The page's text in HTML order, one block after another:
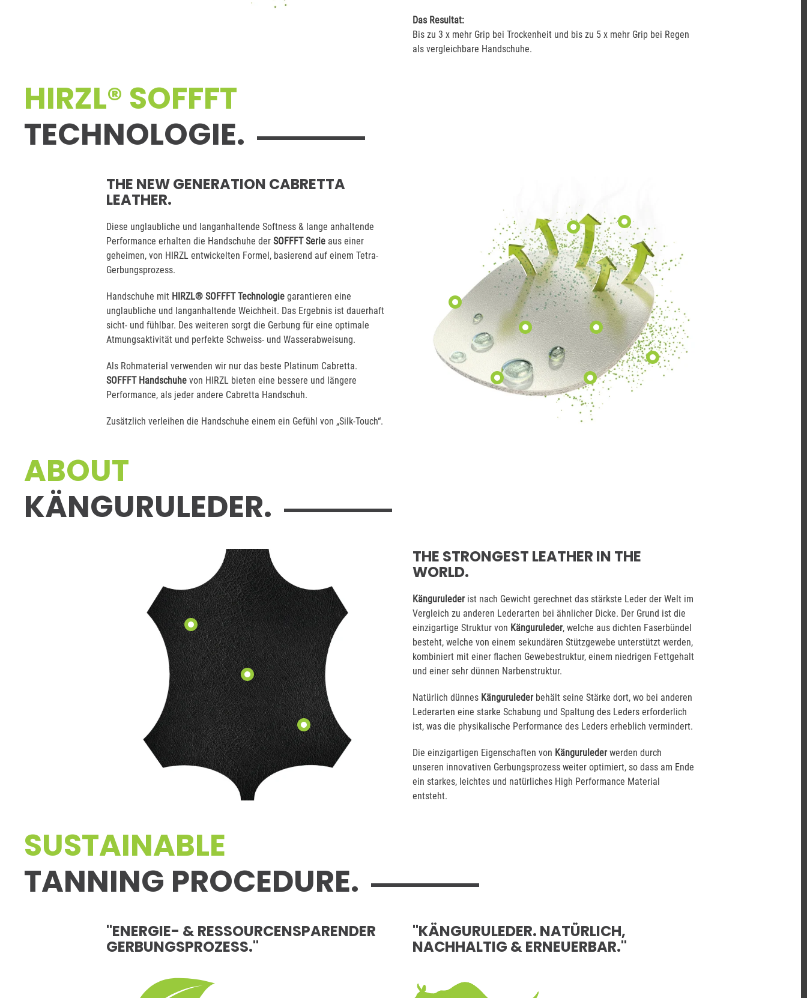
Das Resultat:
Bis zu 3 x mehr Grip bei Trockenheit und bis zu 5 x mehr Grip bei Regen
als vergleichbare Handschuhe.
HIRZL® SOFFFT
TECHNOLOGIE.
THE NEW GENERATION CABRETTA
LEATHER.
Diese unglaubliche und langanhaltende Softness & lange anhaltende
Performance erhalten die Handschuhe der SOFFFT Serie aus einer
geheimen, von HIRZL entwickelten Formel, basierend auf einem Tetra-
Gerbungsprozess.
Handschuhe mit HIRZL® SOFFFT Technologie garantieren eine
unglaubliche und langanhaltende Weichheit. Das Ergebnis ist dauerhaft
sicht- und fühlbar. Des weiteren sorgt die Gerbung für eine optimale
Atmungsaktivität und perfekte Schweiss- und Wasserabweisung.
Als Rohmaterial verwenden wir nur das beste Platinum Cabretta.
SOFFFT Handschuhe von HIRZL bieten eine bessere und längere
Performance, als jeder andere Cabretta Handschuh.
Zusätzlich verleihen die Handschuhe einem ein Gefühl von „Silk-Touch“.
ABOUT
KÄNGURULEDER.
THE STRONGEST LEATHER IN THE
WORLD.
Kängurulederist nach Gewicht gerechnet das stärkste Leder der Welt im
Vergleich zu anderen Lederarten bei ähnlicher Dicke. Der Grund ist die
einzigartige Struktur von Känguruleder, welche aus dichten Faserbündel
besteht, welche von einem sekundären Stützgewebe unterstützt werden,
kombiniert mit einer flachen Gewebestruktur, einem niedrigen Fettgehalt
und einer sehr dünnen Narbenstruktur.
Natürlich dünnes Kängurulederbehält seine Stärke dort, wo bei anderen
Lederarten eine starke Schabung und Spaltung des Leders erforderlich
ist, was die physikalische Performance des Leders erheblich vermindert.
Die einzigartigen Eigenschaften von Kängurulederwerden durch
unseren innovativen Gerbungsprozess weiter optimiert, so dass am Ende
ein starkes, leichtes und natürliches High Performance Material
entsteht.
SUSTAINABLE
TANNING PROCEDURE.
"ENERGIE- & RESSOURCENSPARENDER
GERBUNGSPROZESS."
"KÄNGURULEDER. NATÜRLICH,
NACHHALTIG & ERNEUERBAR."